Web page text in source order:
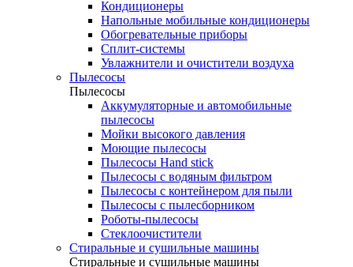
Кондиционеры
Напольные мобильные кондиционеры
Обогревательные приборы
Сплит-системы
Увлажнители и очистители воздуха
Пылесосы
Пылесосы
Аккумуляторные и автомобильные
пылесосы
Мойки высокого давления
Моющие пылесосы
Пылесосы Hand stick
Пылесосы с водяным фильтром
Пылесосы с контейнером для пыли
Пылесосы с пылесборником
Роботы-пылесосы
Стеклоочистители
Стиральные и сушильные машины
Стиральные и сушильные машины